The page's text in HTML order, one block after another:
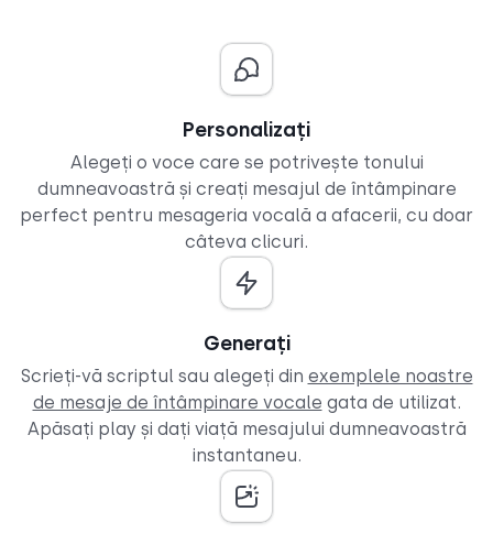
Personalizați
Alegeți o voce care se potrivește tonului
dumneavoastră și creați mesajul de întâmpinare
perfect pentru mesageria vocală a afacerii, cu doar
câteva clicuri.
Generați
Scrieți-vă scriptul sau alegeți din exemplele noastre
de mesaje de întâmpinare vocale gata de utilizat.
Apăsați play și dați viață mesajului dumneavoastră
instantaneu.